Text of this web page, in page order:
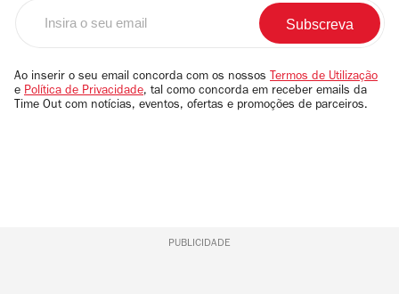
email
Ao inserir o seu email concorda com os nossos Termos de Utilização
e Política de Privacidade, tal como concorda em receber emails da
Time Out com notícias, eventos, ofertas e promoções de parceiros.
PUBLICIDADE